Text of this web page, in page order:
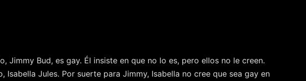
Jimmy Bud, es gay. Él insiste en que no lo es, pero ellos no le creen.
Jules. Por suerte para Jimmy, Isabella no cree que sea gay en